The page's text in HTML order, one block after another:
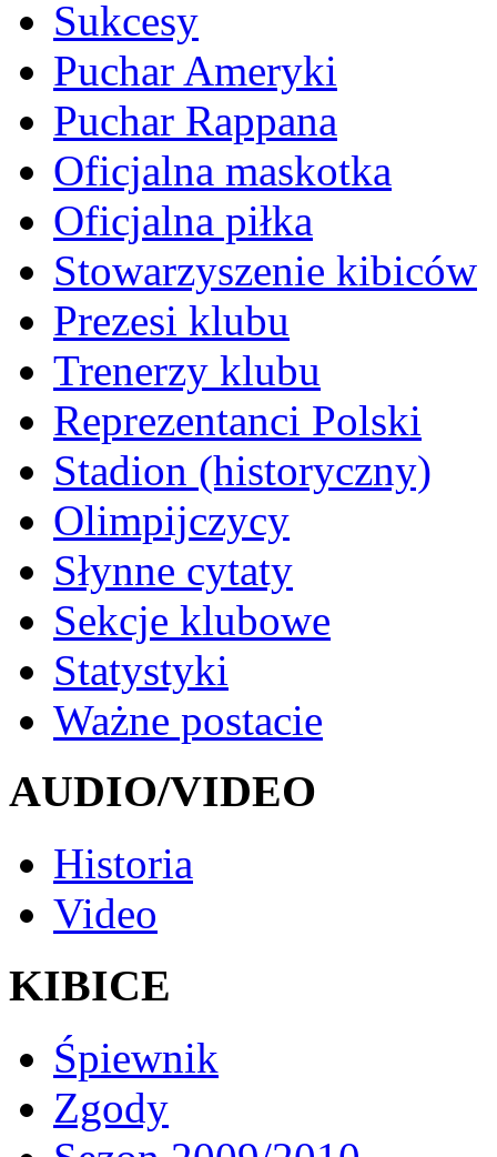
Sukcesy
Puchar Ameryki
Puchar Rappana
Oficjalna maskotka
Oficjalna piłka
Stowarzyszenie kibiców
Prezesi klubu
Trenerzy klubu
Reprezentanci Polski
Stadion (historyczny)
Olimpijczycy
Słynne cytaty
Sekcje klubowe
Statystyki
Ważne postacie
AUDIO/VIDEO
Historia
Video
KIBICE
Śpiewnik
Zgody